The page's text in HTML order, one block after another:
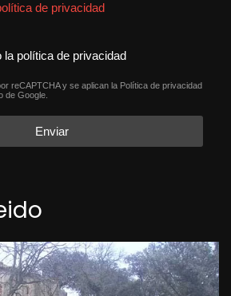
de privacidad
política de
la política de privacidad
*
reCAPTCHA y se aplican la Política de privacidad
de Google.
Enviar